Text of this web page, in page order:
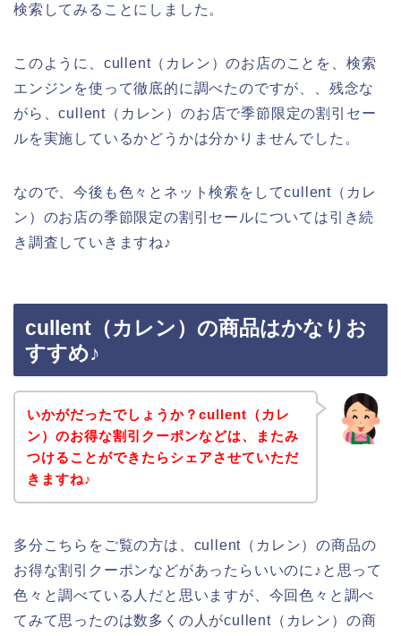
検索してみることにしました。
このように、cullent（カレン）のお店のことを、検索
エンジンを使って徹底的に調べたのですが、、残念な
がら、cullent（カレン）のお店で季節限定の割引セー
ルを実施しているかどうかは分かりませんでした。
なので、今後も色々とネット検索をしてcullent（カレ
ン）のお店の季節限定の割引セールについては引き続
き調査していきますね♪
cullent（カレン）の商品はかなりお
すすめ♪
いかがだったでしょうか？cullent（カレ
ン）のお得な割引クーポンなどは、またみ
つけることができたらシェアさせていただ
きますね♪
多分こちらをご覧の方は、cullent（カレン）の商品の
お得な割引クーポンなどがあったらいいのに♪と思って
色々と調べている人だと思いますが、今回色々と調べ
てみて思ったのは数多くの人がcullent（カレン）の商